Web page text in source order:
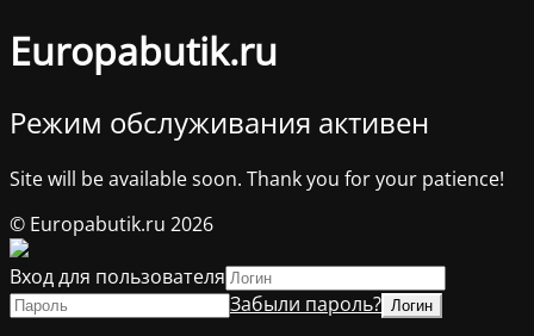
Europabutik.ru
Режим обслуживания активен
Site will be available soon. Thank you for your patience!
© Europabutik.ru 2026
Вход для пользователя
Забыли пароль?